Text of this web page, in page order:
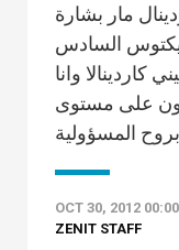
مار بشارة
السادس
كاردينالا وانا
على مستوى
OCT 30, 2012 00:00
ZENIT STAFF